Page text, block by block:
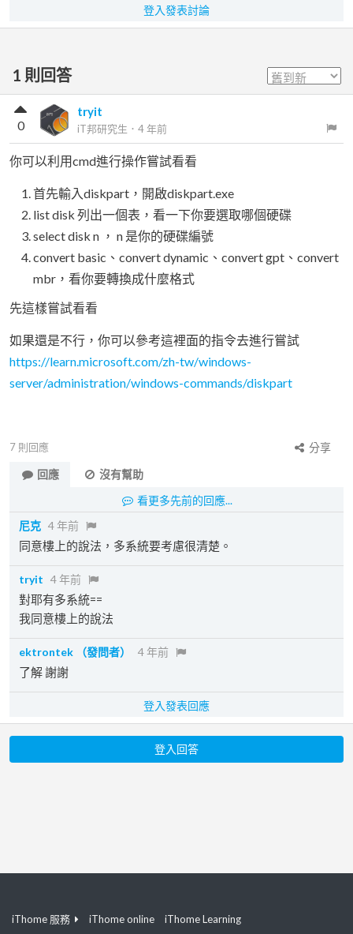
登入發表討論
1 則回答
tryit
iT邦研究生 ． 4 年前
0
你可以利用cmd進行操作嘗試看看
首先輸入diskpart，開啟diskpart.exe
list disk 列出一個表，看一下你要選取哪個硬碟
select disk n ， n 是你的硬碟編號
convert basic、convert dynamic、convert gpt、convert
mbr，看你要轉換成什麼格式
先這樣嘗試看看
如果還是不行，你可以參考這裡面的指令去進行嘗試
https://learn.microsoft.com/zh-tw/windows-
server/administration/windows-commands/diskpart
7 則回應
分享
回應
沒有幫助
看更多先前的回應...
尼克 4 年前
同意樓上的說法，多系統要考慮很清楚。
tryit 4 年前
對耶有多系統==
我同意樓上的說法
ektrontek （發問者） 4 年前
了解 謝謝
登入發表回應
登入回答
iThome 服務 iThome online iThome Learning